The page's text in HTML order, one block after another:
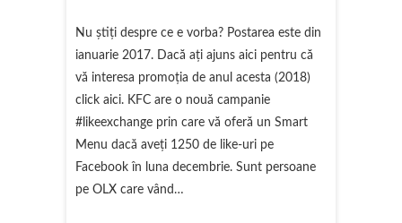
Nu știți despre ce e vorba? Postarea este din
ianuarie 2017. Dacă aţi ajuns aici pentru că
vă interesa promoţia de anul acesta (2018)
click aici. KFC are o nouă campanie
#likeexchange prin care vă oferă un Smart
Menu dacă aveți 1250 de like-uri pe
Facebook în luna decembrie. Sunt persoane
pe OLX care vând…